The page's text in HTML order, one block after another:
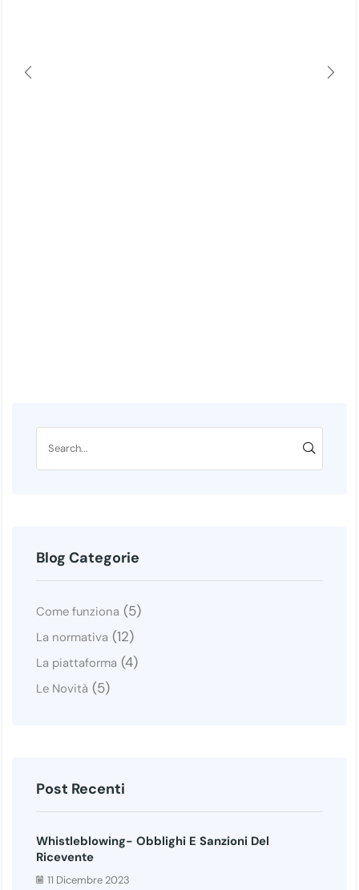
Blog Categorie
Come funziona (5)
La normativa (12)
La piattaforma (4)
Le Novità (5)
Post Recenti
Whistleblowing- Obblighi E Sanzioni Del
Ricevente
11 Dicembre 2023